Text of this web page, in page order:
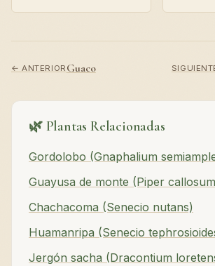
← ANTERIOR Guaco
🌿 Plantas Relacionadas
Gordolobo (Gnaphalium
Guayusa de monte (Piper
Chachacoma (Senecio nutans)
Huamanripa (Senecio
Jergón sacha (Dracontium